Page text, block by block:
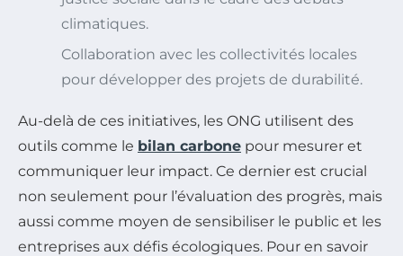
climatiques.
Collaboration avec les collectivités locales
pour développer des projets de durabilité.
Au-delà de ces initiatives, les ONG utilisent des
outils comme le bilan carbone pour mesurer et
communiquer leur impact. Ce dernier est crucial
non seulement pour l’évaluation des progrès, mais
aussi comme moyen de sensibiliser le public et les
entreprises aux défis écologiques. Pour en savoir